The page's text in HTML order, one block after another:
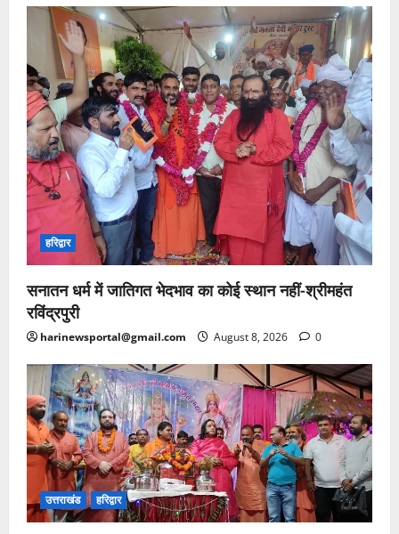
हरिद्वार
सनातन धर्म में जातिगत भेदभाव का कोई स्थान नहीं-श्रीमहंत
रविंद्रपुरी
harinewsportal@gmail.com August 8, 2026 0
उत्तराखंड हरिद्वार